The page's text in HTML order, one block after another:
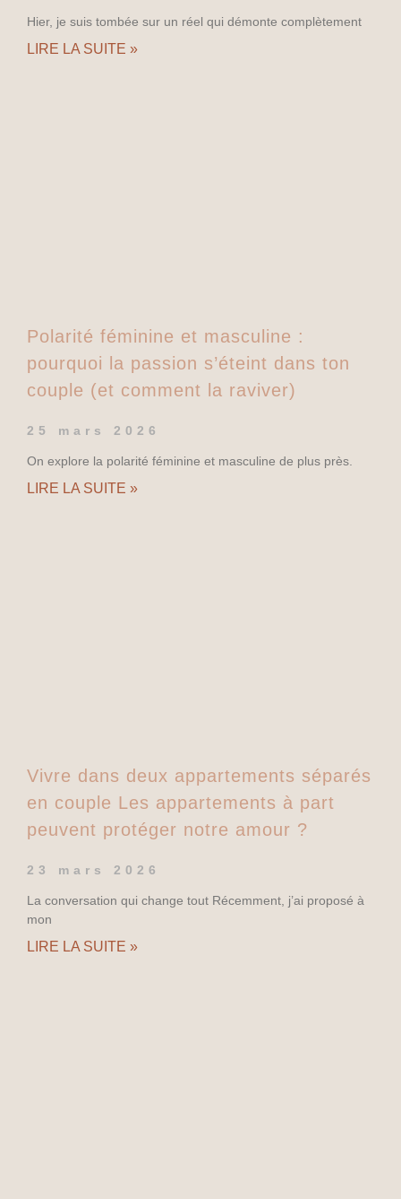
Hier, je suis tombée sur un réel qui démonte complètement
LIRE LA SUITE »
Polarité féminine et masculine :
pourquoi la passion s’éteint dans ton
couple (et comment la raviver)
25 mars 2026
On explore la polarité féminine et masculine de plus près.
LIRE LA SUITE »
Vivre dans deux appartements séparés
en couple Les appartements à part
peuvent protéger notre amour ?
23 mars 2026
La conversation qui change tout Récemment, j’ai proposé à
mon
LIRE LA SUITE »